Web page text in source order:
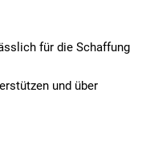
für die Schaffung
und über